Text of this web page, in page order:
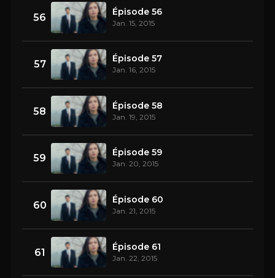
56 Épisode 56
Jan. 15, 2015
57 Épisode 57
Jan. 16, 2015
58 Épisode 58
Jan. 19, 2015
59 Épisode 59
Jan. 20, 2015
60 Épisode 60
Jan. 21, 2015
61 Épisode 61
Jan. 22, 2015